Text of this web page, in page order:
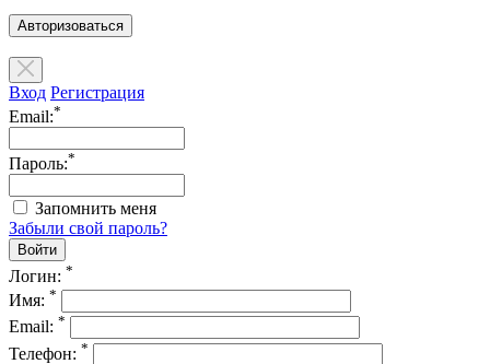
Авторизоваться
Вход Регистрация
Email:*
Пароль:*
Запомнить меня
Забыли свой пароль?
Логин: *
Имя: *
Email: *
Телефон: *